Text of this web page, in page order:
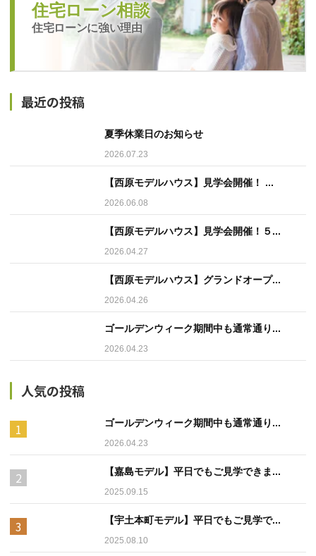
住宅ローン相談
住宅ローンに強い理由
最近の投稿
夏季休業日のお知らせ
2026.07.23
【西原モデルハウス】見学会開催！ ...
2026.06.08
【西原モデルハウス】見学会開催！５...
2026.04.27
【西原モデルハウス】グランドオープ...
2026.04.26
ゴールデンウィーク期間中も通常通り...
2026.04.23
人気の投稿
ゴールデンウィーク期間中も通常通り...
2026.04.23
【嘉島モデル】平日でもご見学できま...
2025.09.15
【宇土本町モデル】平日でもご見学で...
2025.08.10